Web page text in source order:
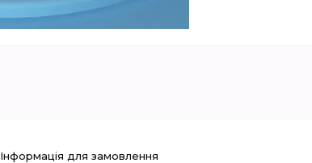
Інформація для замовлення